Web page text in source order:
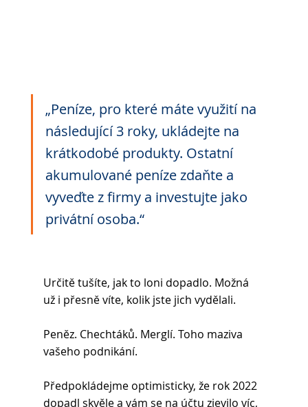
„Peníze, pro které máte využití na
následující 3 roky, ukládejte na
krátkodobé produkty. Ostatní
akumulované peníze zdaňte a
vyveďte z firmy a investujte jako
privátní osoba.“
Určitě tušíte, jak to loni dopadlo. Možná
už i přesně víte, kolik jste jich vydělali.
Peněz. Chechtáků. Merglí. Toho maziva
vašeho podnikání.
Předpokládejme optimisticky, že rok 2022
dopadl skvěle a vám se na účtu zjevilo víc,